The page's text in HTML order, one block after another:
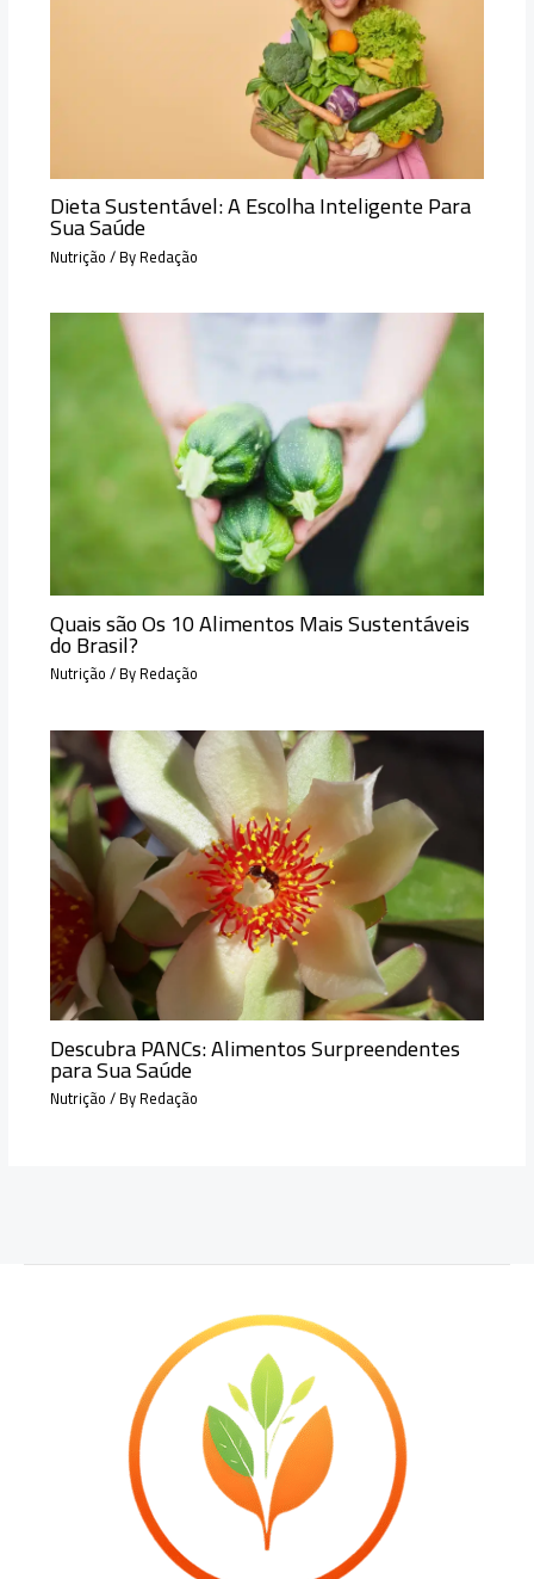
Dieta Sustentável: A Escolha Inteligente Para
Sua Saúde
Nutrição/ ByRedação
Quais são Os 10 Alimentos Mais Sustentáveis
do Brasil?
Nutrição/ ByRedação
Descubra PANCs: Alimentos Surpreendentes
para Sua Saúde
Nutrição/ ByRedação